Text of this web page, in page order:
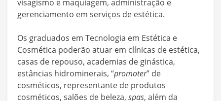
visagismo e maquiagem, administração e
gerenciamento em serviços de estética.
Os graduados em Tecnologia em Estética e
Cosmética poderão atuar em clínicas de estética,
casas de repouso, academias de ginástica,
estâncias hidrominerais, “promoter” de
cosméticos, representante de produtos
cosméticos, salões de beleza, spas, além da